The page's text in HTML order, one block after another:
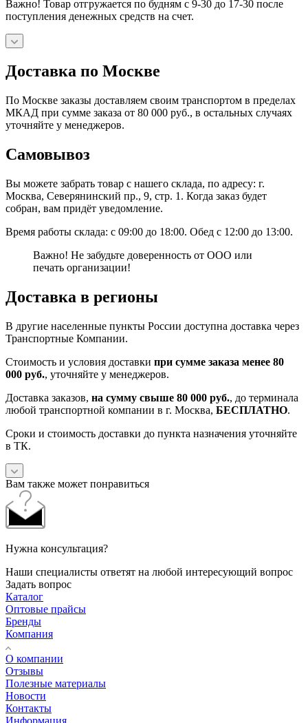
Важно! Товар отгружается по будням с 9-30 до 17-30 после
поступления денежных средств на счет.
Доставка по Москве
По Москве заказы доставляем своим транспортом в пределах
МКАД при сумме заказа от 80 000 руб., в остальных случаях
уточняйте у менеджеров.
Самовывоз
Вы можете забрать товар с нашего склада, по адресу: г.
Москва, Северянинский пр., 9, стр. 1. Когда заказ будет
собран, вам придёт уведомление.
Время работы склада: с 09:00 до 18:00. Обед с 12:00 до 13:00.
Важно! Не забудьте доверенность от ООО или
печать организации!
Доставка в регионы
В другие населенные пункты России доступна доставка через
Транспортные Компании.
Стоимость и условия доставки при сумме заказа менее 80
000 руб., уточняйте у менеджеров.
Доставка заказов, на сумму свыше 80 000 руб., до терминала
любой транспортной компании в г. Москва, БЕСПЛАТНО.
Сроки и стоимость доставки до пункта назначения уточняйте
в ТК.
Вам также может понравиться
Нужна консультация?
Наши специалисты ответят на любой интересующий вопрос
Задать вопрос
Каталог
Оптовые прайсы
Бренды
Компания
О компании
Отзывы
Полезные материалы
Новости
Контакты
Информация